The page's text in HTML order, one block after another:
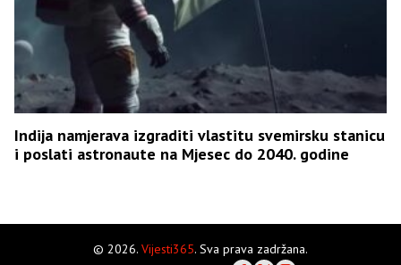
Indija namjerava izgraditi vlastitu svemirsku stanicu
i poslati astronaute na Mjesec do 2040. godine
© 2026. Vijesti365. Sva prava zadržana.